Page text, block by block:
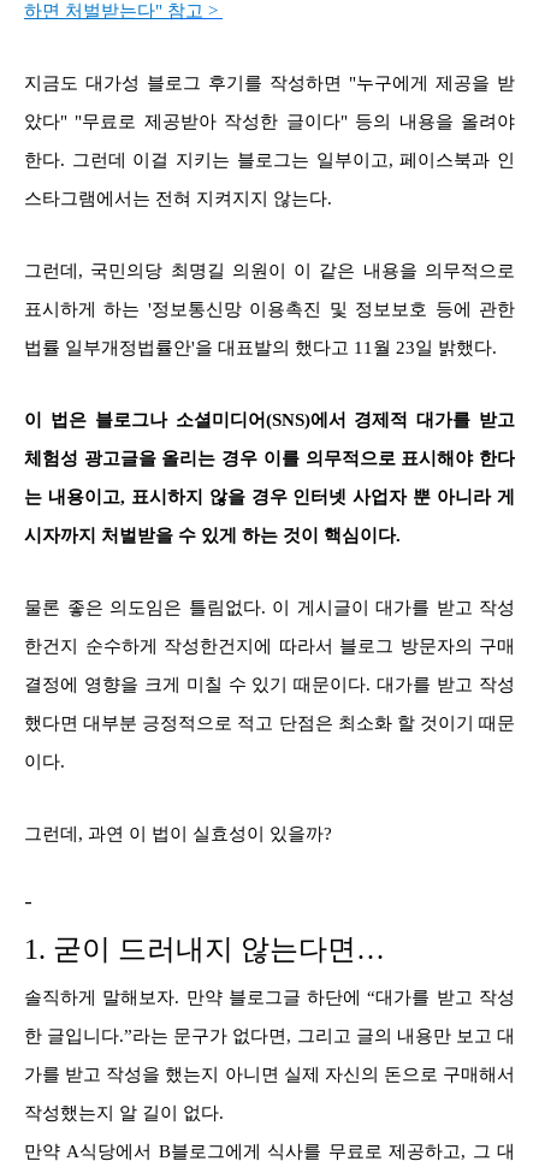
하면 처벌받는다" 참고 >
지금도 대가성 블로그 후기를 작성하면 "누구에게 제공을 받
았다" "무료로 제공받아 작성한 글이다" 등의 내용을 올려야
한다. 그런데 이걸 지키는 블로그는 일부이고, 페이스북과 인
스타그램에서는 전혀 지켜지지 않는다.
그런데, 국민의당 최명길 의원이 이 같은 내용을 의무적으로
표시하게 하는 '정보통신망 이용촉진 및 정보보호 등에 관한
법률 일부개정법률안'을 대표발의 했다고 11월 23일 밝했다.
이 법은 블로그나 소셜미디어(SNS)에서 경제적 대가를 받고
체험성 광고글을 올리는 경우 이를 의무적으로 표시해야 한다
는 내용이고, 표시하지 않을 경우 인터넷 사업자 뿐 아니라 게
시자까지 처벌받을 수 있게 하는 것이 핵심이다.
물론 좋은 의도임은 틀림없다. 이 게시글이 대가를 받고 작성
한건지 순수하게 작성한건지에 따라서 블로그 방문자의 구매
결정에 영향을 크게 미칠 수 있기 때문이다. 대가를 받고 작성
했다면 대부분 긍정적으로 적고 단점은 최소화 할 것이기 때문
이다.
그런데, 과연 이 법이 실효성이 있을까?
-
1. 굳이 드러내지 않는다면…
솔직하게 말해보자. 만약 블로그글 하단에 “대가를 받고 작성
한 글입니다.”라는 문구가 없다면, 그리고 글의 내용만 보고 대
가를 받고 작성을 했는지 아니면 실제 자신의 돈으로 구매해서
작성했는지 알 길이 없다.
만약 A식당에서 B블로그에게 식사를 무료로 제공하고, 그 대